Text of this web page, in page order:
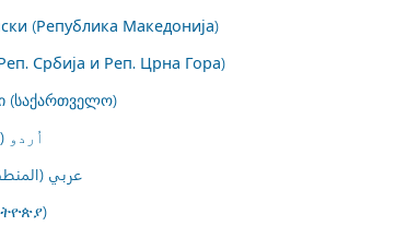
(Република Македонија)
Србија и Реп. Црна Гора)
(საქართველო)
اُردو
عربي